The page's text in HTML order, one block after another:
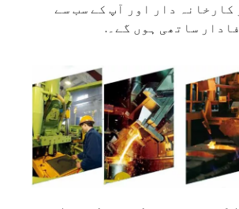
کارخانہ دار اور آپ کے سب سے
ساتھی ہوں گے۔.